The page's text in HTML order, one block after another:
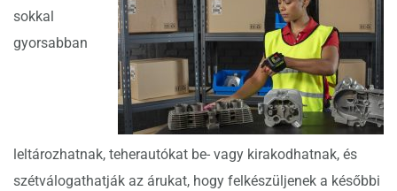
sokkal
gyorsabban
leltározhatnak, teherautókat be- vagy kirakodhatnak, és
szétválogathatják az árukat, hogy felkészüljenek a későbbi